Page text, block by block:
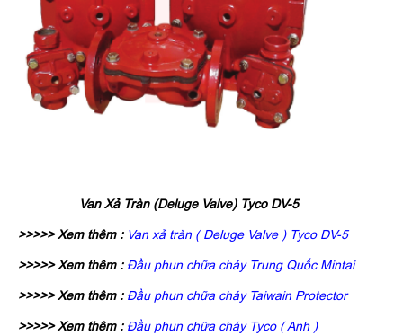
Van Xả Tràn (Deluge Valve) Tyco DV-5
>>>>> Xem thêm : Van xả tràn ( Deluge Valve ) Tyco DV-5
>>>>> Xem thêm : Đầu phun chữa cháy Trung Quốc Mintai
>>>>> Xem thêm : Đầu phun chữa cháy Taiwain Protector
>>>>> Xem thêm : Đầu phun chữa cháy Tyco ( Anh )